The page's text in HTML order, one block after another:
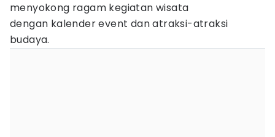
menyokong ragam kegiatan wisata
dengan kalender event dan atraksi-atraksi
budaya.